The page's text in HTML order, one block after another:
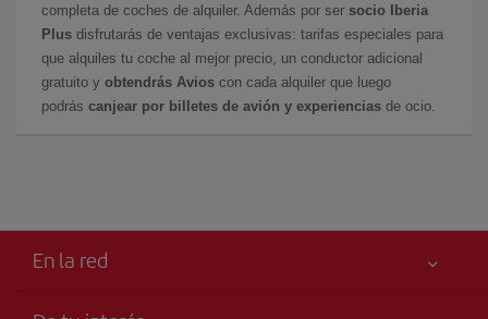
completa de coches de alquiler. Además por ser socio Iberia
Plus disfrutarás de ventajas exclusivas: tarifas especiales para
que alquiles tu coche al mejor precio, un conductor adicional
gratuito y obtendrás Avios con cada alquiler que luego
podrás canjear por billetes de avión y experiencias de ocio.
En la red